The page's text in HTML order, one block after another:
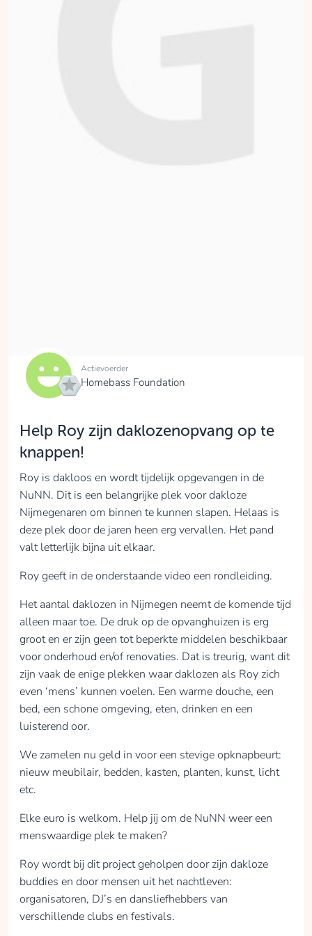
Actievoerder
Homebass Foundation
Help Roy zijn daklozenopvang op te
knappen!
Roy is dakloos en wordt tijdelijk opgevangen in de
NuNN. Dit is een belangrijke plek voor dakloze
Nijmegenaren om binnen te kunnen slapen. Helaas is
deze plek door de jaren heen erg vervallen. Het pand
valt letterlijk bijna uit elkaar.
Roy geeft in de onderstaande video een rondleiding.
Het aantal daklozen in Nijmegen neemt de komende tijd
alleen maar toe. De druk op de opvanghuizen is erg
groot en er zijn geen tot beperkte middelen beschikbaar
voor onderhoud en/of renovaties. Dat is treurig, want dit
zijn vaak de enige plekken waar daklozen als Roy zich
even ‘mens’ kunnen voelen. Een warme douche, een
bed, een schone omgeving, eten, drinken en een
luisterend oor.
We zamelen nu geld in voor een stevige opknapbeurt:
nieuw meubilair, bedden, kasten, planten, kunst, licht
etc.
Elke euro is welkom. Help jij om de NuNN weer een
menswaardige plek te maken?
Roy wordt bij dit project geholpen door zijn dakloze
buddies en door mensen uit het nachtleven:
organisatoren, DJ’s en dansliefhebbers van
verschillende clubs en festivals.